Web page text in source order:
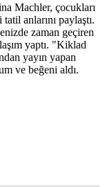
Machler, çocukları
anlarını paylaştı.
zaman geçiren
yaptı. "Kiklad
yayın yapan
ve beğeni aldı.